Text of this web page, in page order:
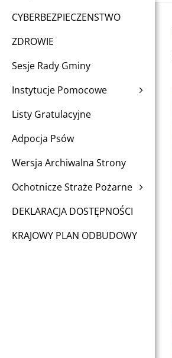
CYBERBEZPIECZENSTWO
ZDROWIE
Sesje Rady Gminy
Instytucje Pomocowe
Listy Gratulacyjne
Adpocja Psów
Wersja Archiwalna Strony
Ochotnicze Straże Pożarne
DEKLARACJA DOSTĘPNOŚCI
KRAJOWY PLAN ODBUDOWY